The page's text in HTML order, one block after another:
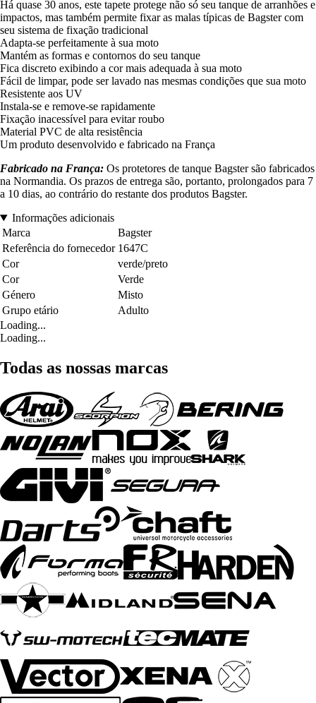
Há quase 30 anos, este tapete protege não só seu tanque de arranhões e
impactos, mas também permite fixar as malas típicas de Bagster com
seu sistema de fixação tradicional
Adapta-se perfeitamente à sua moto
Mantém as formas e contornos do seu tanque
Fica discreto exibindo a cor mais adequada à sua moto
Fácil de limpar, pode ser lavado nas mesmas condições que sua moto
Resistente aos UV
Instala-se e remove-se rapidamente
Fixação inacessível para evitar roubo
Material PVC de alta resistência
Um produto desenvolvido e fabricado na França
Fabricado na França: Os protetores de tanque Bagster são fabricados
na Normandia. Os prazos de entrega são, portanto, prolongados para 7
a 10 dias, ao contrário do restante dos produtos Bagster.
Informações adicionais
Marca
Bagster
Referência do fornecedor 1647C
Cor
verde/preto
Cor
Verde
Género
Misto
Grupo etário
Adulto
Loading...
Loading...
Todas as nossas marcas